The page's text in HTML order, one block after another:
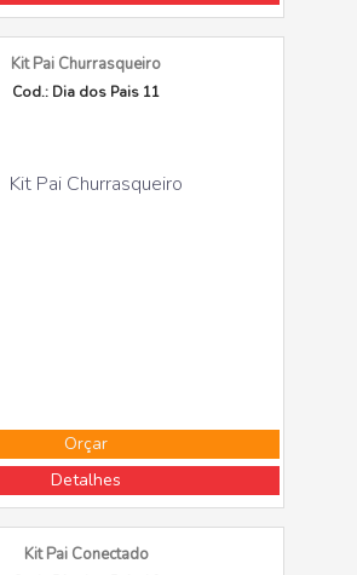
Kit Pai Churrasqueiro
Cod.: Dia dos Pais 11
Orçar
Detalhes
Kit Pai Conectado